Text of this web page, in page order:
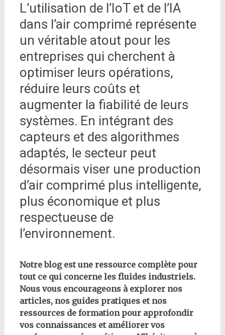
L’utilisation de l’IoT et de l’IA
dans l’air comprimé représente
un véritable atout pour les
entreprises qui cherchent à
optimiser leurs opérations,
réduire leurs coûts et
augmenter la fiabilité de leurs
systèmes. En intégrant des
capteurs et des algorithmes
adaptés, le secteur peut
désormais viser une production
d’air comprimé plus intelligente,
plus économique et plus
respectueuse de
l’environnement.
Notre blog est une ressource complète pour
tout ce qui concerne les fluides industriels.
Nous vous encourageons à explorer nos
articles, nos guides pratiques et nos
ressources de formation pour approfondir
vos connaissances et améliorer vos